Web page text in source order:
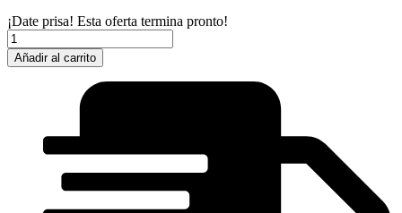
¡Date prisa! Esta oferta termina pronto!
urban
sumergible
negro
Añadir al carrito